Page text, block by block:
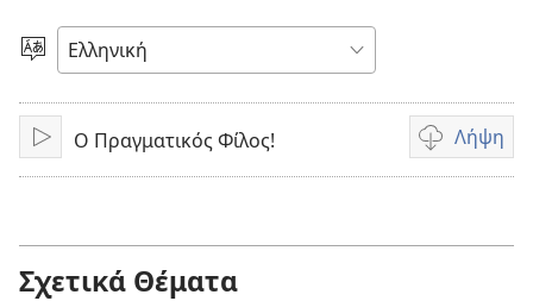
βίντεο
Επιλέξτε
Γλώσσα
Αναπαραγωγή
Ο Πραγματικός Φίλος! Λήψη
Επιλογές
λήψης
Σχετικά Θέματα